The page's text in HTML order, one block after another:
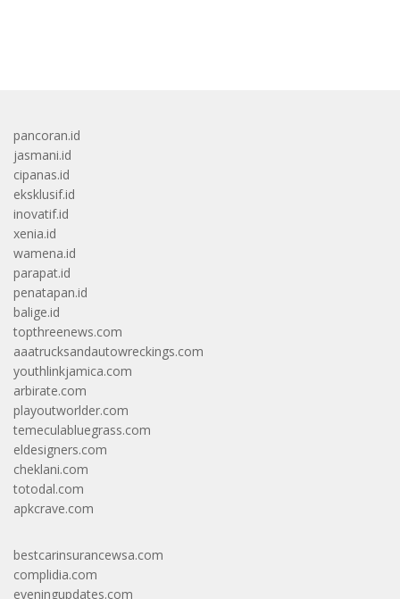
pancoran.id
jasmani.id
cipanas.id
eksklusif.id
inovatif.id
xenia.id
wamena.id
parapat.id
penatapan.id
balige.id
topthreenews.com
aaatrucksandautowreckings.com
youthlinkjamica.com
arbirate.com
playoutworlder.com
temeculabluegrass.com
eldesigners.com
cheklani.com
totodal.com
apkcrave.com
bestcarinsurancewsa.com
complidia.com
eveningupdates.com